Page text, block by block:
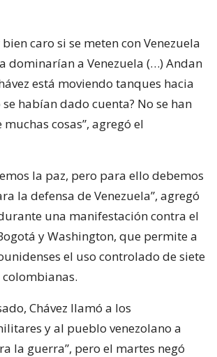
bien caro si se meten con Venezuela
dominarían a Venezuela (…) Andan
está moviendo tanques hacia
habían dado cuenta? No se han
cosas”, agregó el
la paz, pero para ello debemos
la defensa de Venezuela”, agregó
una manifestación contra el
y Washington, que permite a
el uso controlado de siete
Chávez llamó a los
y al pueblo venezolano a
la guerra”, pero el martes negó